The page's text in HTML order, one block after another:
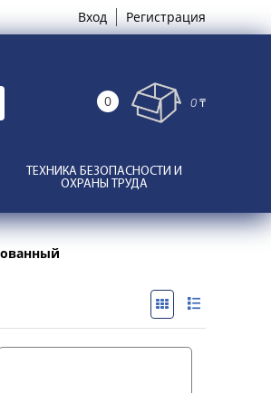
Вход Регистрация
0 0 ₸
ТЕХНИКА БЕЗОПАСНОСТИ И
ОХРАНЫ ТРУДА